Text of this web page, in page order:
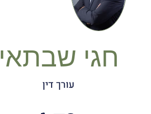
חגי שבתאי
עורך דין